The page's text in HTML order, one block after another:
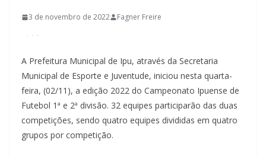
3 de novembro de 2022 Fagner Freire
A Prefeitura Municipal de Ipu, através da Secretaria
Municipal de Esporte e Juventude, iniciou nesta quarta-
feira, (02/11), a edição 2022 do Campeonato Ipuense de
Futebol 1ª e 2ª divisão. 32 equipes participarão das duas
competições, sendo quatro equipes divididas em quatro
grupos por competição.